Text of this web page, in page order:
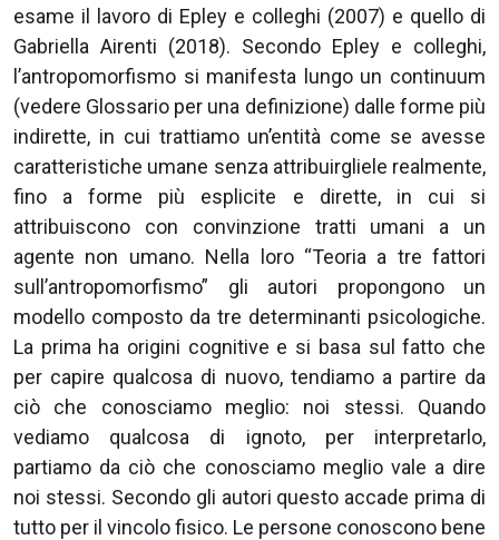
esame il lavoro di Epley e colleghi (2007) e quello di
Gabriella Airenti (2018). Secondo Epley e colleghi,
l’antropomorfismo si manifesta lungo un continuum
(vedere Glossario per una definizione) dalle forme più
indirette, in cui trattiamo un’entità come se avesse
caratteristiche umane senza attribuirgliele realmente,
fino a forme più esplicite e dirette, in cui si
attribuiscono con convinzione tratti umani a un
agente non umano. Nella loro “Teoria a tre fattori
sull’antropomorfismo” gli autori propongono un
modello composto da tre determinanti psicologiche.
La prima ha origini cognitive e si basa sul fatto che
per capire qualcosa di nuovo, tendiamo a partire da
ciò che conosciamo meglio: noi stessi. Quando
vediamo qualcosa di ignoto, per interpretarlo,
partiamo da ciò che conosciamo meglio vale a dire
noi stessi. Secondo gli autori questo accade prima di
tutto per il vincolo fisico. Le persone conoscono bene